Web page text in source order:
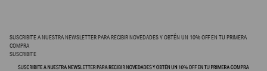
SUSCRIBITE A NUESTRA NEWSLETTER PARA RECIBIR NOVEDADES Y OBTÉN UN 10% OFF EN TU PRIMERA
COMPRA
SUSCRIBITE